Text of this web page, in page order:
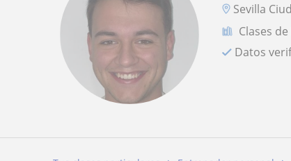
Sevilla
Clases
Datos